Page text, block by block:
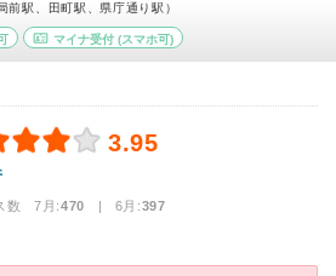
前駅、田町駅、県庁通り駅）
マイナ受付 (スマホ可)
3.95
数 7月:470 | 6月:397